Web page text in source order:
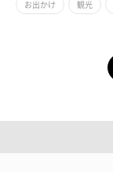
お出かけ 観光